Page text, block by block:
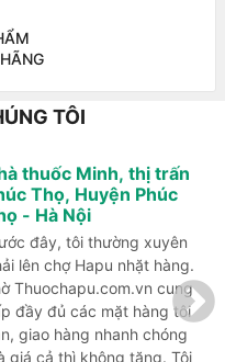
TÔI
thuốc Minh, thị trấn
Thọ, Huyện Phúc
- Hà Nội
đây, tôi thường xuyên
lên chợ Hapu nhặt hàng.
Thuochapu.com.vn cung
đầy đủ các mặt hàng tôi
giao hàng nhanh chóng
giá cả thì không tăng. Tôi